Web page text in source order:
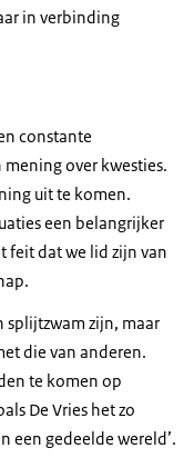
in verbinding
constante
over kwesties.
uit te komen.
een belangrijker
feit dat we lid zijn van
splijtzwam zijn, maar
die van anderen.
te komen op
De Vries het zo
een gedeelde wereld’.